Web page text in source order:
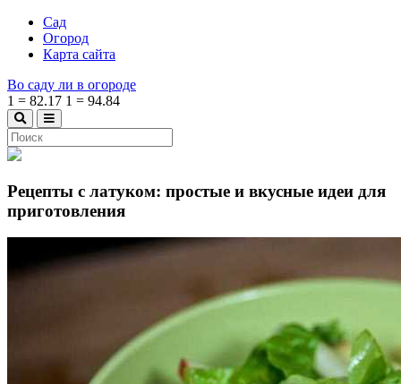
Сад
Огород
Карта сайта
Во саду ли в огороде
1 = 82.17 1 = 94.84
Рецепты с латуком: простые и вкусные идеи для
приготовления